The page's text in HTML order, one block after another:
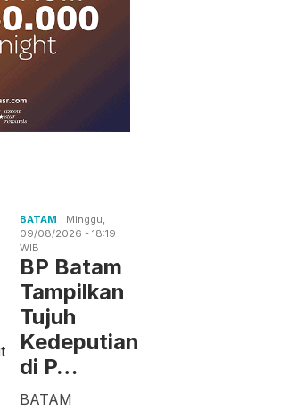
BATAM
Minggu,
09/08/2026 - 18:19
WIB
BP Batam
Tampilkan
Tujuh
Kedeputian
di P…
BATAM